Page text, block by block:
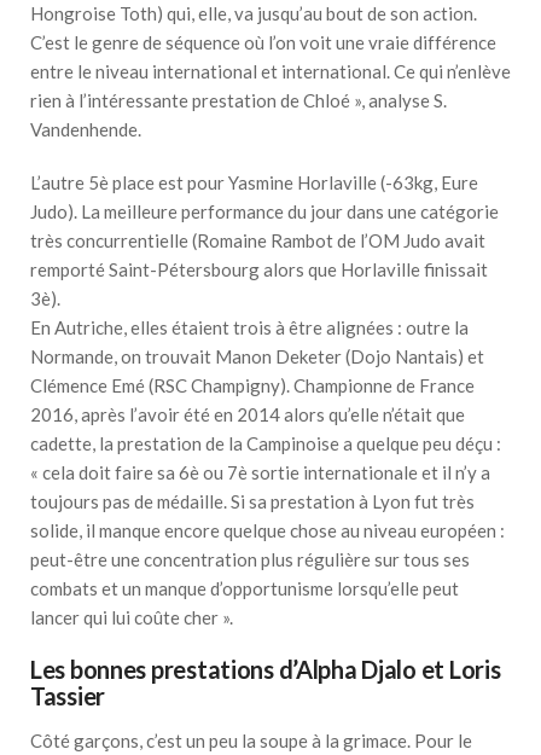
Hongroise Toth) qui, elle, va jusqu’au bout de son action.
C’est le genre de séquence où l’on voit une vraie différence
entre le niveau international et international. Ce qui n’enlève
rien à l’intéressante prestation de Chloé », analyse S.
Vandenhende.
L’autre 5è place est pour Yasmine Horlaville (-63kg, Eure
Judo). La meilleure performance du jour dans une catégorie
très concurrentielle (Romaine Rambot de l’OM Judo avait
remporté Saint-Pétersbourg alors que Horlaville finissait
3è).
En Autriche, elles étaient trois à être alignées : outre la
Normande, on trouvait Manon Deketer (Dojo Nantais) et
Clémence Emé (RSC Champigny). Championne de France
2016, après l’avoir été en 2014 alors qu’elle n’était que
cadette, la prestation de la Campinoise a quelque peu déçu :
« cela doit faire sa 6è ou 7è sortie internationale et il n’y a
toujours pas de médaille. Si sa prestation à Lyon fut très
solide, il manque encore quelque chose au niveau européen :
peut-être une concentration plus régulière sur tous ses
combats et un manque d’opportunisme lorsqu’elle peut
lancer qui lui coûte cher ».
Les bonnes prestations d’Alpha Djalo et Loris
Tassier
Côté garçons, c’est un peu la soupe à la grimace. Pour le